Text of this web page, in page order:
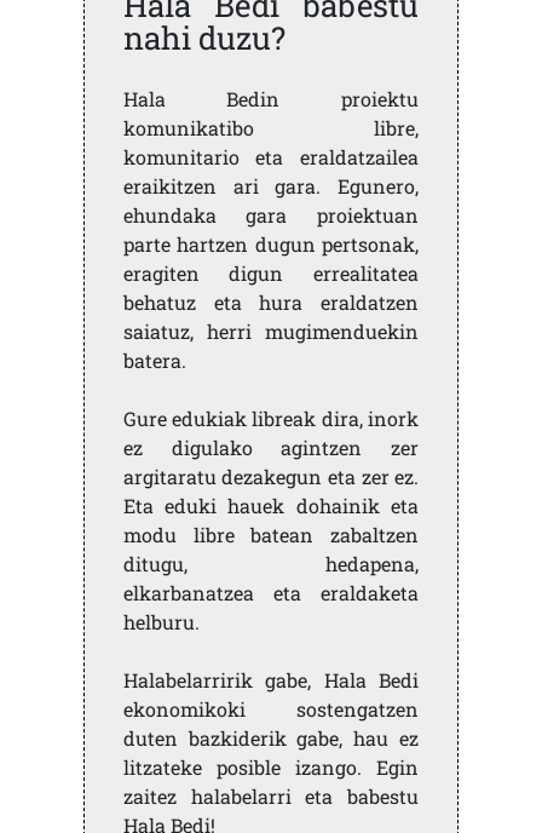
nahi duzu?
Hala Bedin proiektu
komunikatibo libre,
komunitario eta eraldatzailea
eraikitzen ari gara. Egunero,
ehundaka gara proiektuan
parte hartzen dugun pertsonak,
eragiten digun errealitatea
behatuz eta hura eraldatzen
saiatuz, herri mugimenduekin
batera.
Gure edukiak libreak dira, inork
ez digulako agintzen zer
argitaratu dezakegun eta zer ez.
Eta eduki hauek dohainik eta
modu libre batean zabaltzen
ditugu, hedapena,
elkarbanatzea eta eraldaketa
helburu.
Halabelarririk gabe, Hala Bedi
ekonomikoki sostengatzen
duten bazkiderik gabe, hau ez
litzateke posible izango. Egin
zaitez halabelarri eta babestu
Hala Bedi!